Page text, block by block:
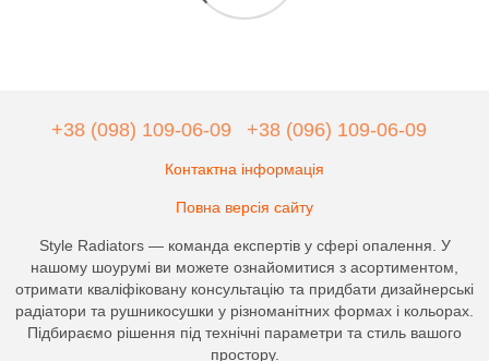
+38 (098) 109-06-09 +38 (096) 109-06-09
Контактна інформація
Повна версія сайту
Style Radiators — команда експертів у сфері опалення. У
нашому шоурумі ви можете ознайомитися з асортиментом,
отримати кваліфіковану консультацію та придбати дизайнерські
радіатори та рушникосушки у різноманітних формах і кольорах.
Підбираємо рішення під технічні параметри та стиль вашого
простору.